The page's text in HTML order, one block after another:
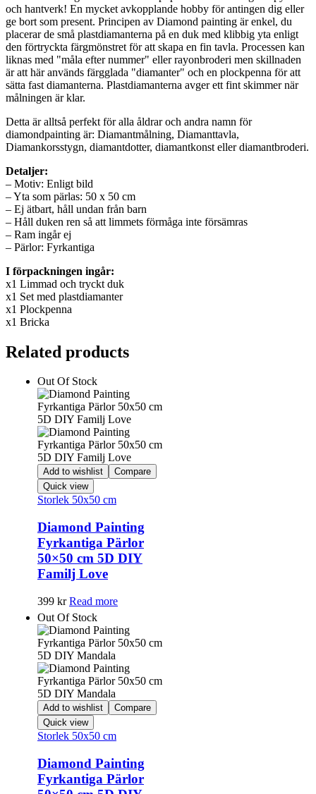
och hantverk! En mycket avkopplande hobby för antingen dig eller
ge bort som present. Principen av Diamond painting är enkel, du
placerar de små plastdiamanterna på en duk med klibbig yta enligt
den förtryckta färgmönstret för att skapa en fin tavla. Processen kan
liknas med "måla efter nummer" eller rayonbroderi men skillnaden
är att här används färgglada "diamanter" och en plockpenna för att
sätta fast diamanterna. Plastdiamanterna avger ett fint skimmer när
målningen är klar.
Detta är alltså perfekt för alla åldrar och andra namn för
diamondpainting är: Diamantmålning, Diamanttavla,
Diamankorsstygn, diamantdotter, diamantkonst eller diamantbroderi.
Detaljer:
– Motiv: Enligt bild
– Yta som pärlas: 50 x 50 cm
– Ej ätbart, håll undan från barn
– Håll duken ren så att limmets förmåga inte försämras
– Ram ingår ej
– Pärlor: Fyrkantiga
I förpackningen ingår:
x1 Limmad och tryckt duk
x1 Set med plastdiamanter
x1 Plockpenna
x1 Bricka
Related products
Out Of Stock
Add to wishlist
Compare
Quick view
Storlek 50x50 cm
Diamond Painting
Fyrkantiga Pärlor
50×50 cm 5D DIY
Familj Love
399 kr Read more
Out Of Stock
Add to wishlist
Compare
Quick view
Storlek 50x50 cm
Diamond Painting
Fyrkantiga Pärlor